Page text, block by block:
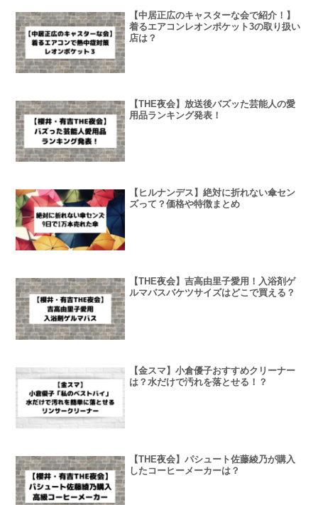
【中居正広のキャスターな会で紹介！】
着るエアコンレオンポケット3の取り扱い
店は？
【THE夜会】放送後バズッた芸能人の愛
用品ランキング発表！
【ヒルナンデス】絶対に折れない傘セン
ズって？価格や特徴まとめ
【THE夜会】吉高由里子愛用！入浴剤ゲ
ルマバスバケツサイズはどこで買える？
【金スマ】小倉優子おすすめクリーナー
は？水だけで汚れを落とせる！？
【THE夜会】パシュート佐藤綾乃が購入
したコーヒーメーカーは？